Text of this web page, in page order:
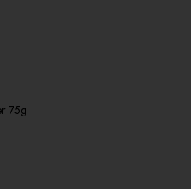
75g